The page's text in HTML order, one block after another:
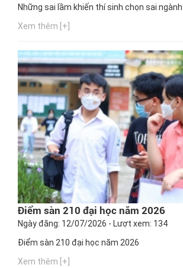
Những sai lầm khiến thí sinh chọn sai ngành
Xem thêm [+]
Điểm sàn 210 đại học năm 2026
Ngày đăng: 12/07/2026 - Lượt xem: 134
Điểm sàn 210 đại học năm 2026
Xem thêm [+]